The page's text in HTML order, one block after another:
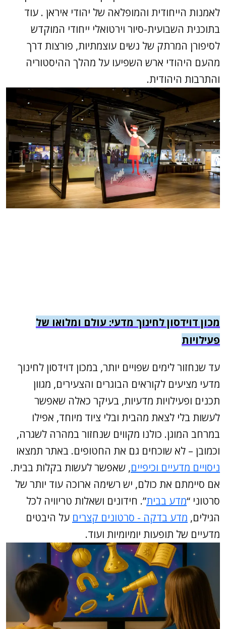
לאמנות הייחודית והמופלאה של יהודי איראן . עוד
בתוכנית השבועית-סיור וירטואלי ייחודי המוקדש
לסיפורן המרתק של נשים עוצמתיות, פורצות דרך
מהעם היהודי ארש השפיעו על מהלך ההיסטוריה
והתרבות היהודית.
מכון דוידסון לחינוך מדעי: עולם ומלואו של
פעילויות
עד שנחזור לימים שפויים יותר, במכון דוידסון לחינוך
מדעי מציעים לקוראים הבוגרים והצעירים, מגוון
תכנים ופעילויות מדעיות, בעיקר כאלה שאפשר
לעשות בלי לצאת מהבית ובלי ציוד מיוחד, אפילו
במרחב המוגן. כולנו מקווים שנחזור במהרה לשגרה,
וכמובן – לא שוכחים גם את החטופים. באתר תמצאו
ניסויים מדעיים וכיפיים, שאפשר לעשות בקלות בבית.
אם סיימתם את כולם, יש רשימה ארוכה עוד יותר של
סרטוני “מדע בבית”. חידונים ושאלות טריוויה לכל
הגילים, מדע בדקה - סרטונים קצרים על היבטים
מדעיים של תופעות יומיומיות ועוד.